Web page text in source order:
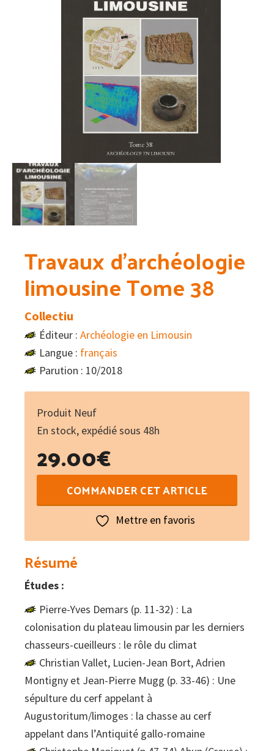
Travaux d’archéologie
limousine Tome 38
Collectiu
Éditeur : Archéologie en Limousin
Langue : français
Parution : 10/2018
Produit Neuf
En stock, expédié sous 48h
29.00€
de
limousine
Tome
38
COMMANDER CET ARTICLE
Mettre en favoris
Résumé
Études :
Pierre-Yves Demars (p. 11-32) : La
colonisation du plateau limousin par les derniers
chasseurs-cueilleurs : le rôle du climat
Christian Vallet, Lucien-Jean Bort, Adrien
Montigny et Jean-Pierre Mugg (p. 33-46) : Une
sépulture du cerf appelant à
Augustoritum/limoges : la chasse au cerf
appelant dans l’Antiquité gallo-romaine